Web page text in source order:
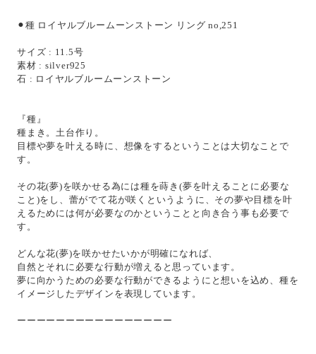
⚫︎種 ロイヤルブルームーンストーン リング no,251
サイズ : 11.5号
素材 : silver925
石 : ロイヤルブルームーンストーン
『種』
種まき。土台作り。
目標や夢を叶える時に、想像をするということは大切なことで
す。
その花(夢)を咲かせる為には種を蒔き(夢を叶えることに必要な
こと)をし、蕾がでて花が咲くというように、その夢や目標を叶
えるためには何が必要なのかということと向き合う事も必要で
す。
どんな花(夢)を咲かせたいかが明確になれば、
自然とそれに必要な行動が増えると思っています。
夢に向かうための必要な行動ができるようにと想いを込め、種を
イメージしたデザインを表現しています。
ーーーーーーーーーーーーーーーー